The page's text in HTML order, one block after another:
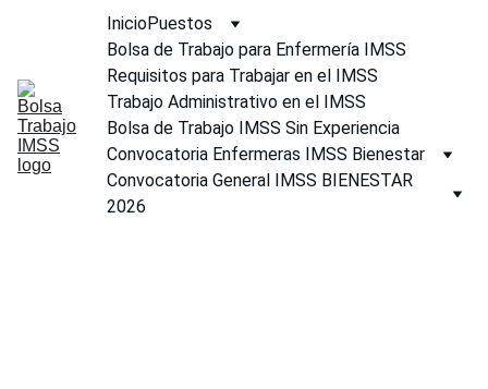
InicioPuestos
Bolsa de Trabajo para Enfermería IMSS
Requisitos para Trabajar en el IMSS
Trabajo Administrativo en el IMSS
Bolsa de Trabajo IMSS Sin Experiencia
Convocatoria Enfermeras IMSS Bienestar
Convocatoria General IMSS BIENESTAR
2026